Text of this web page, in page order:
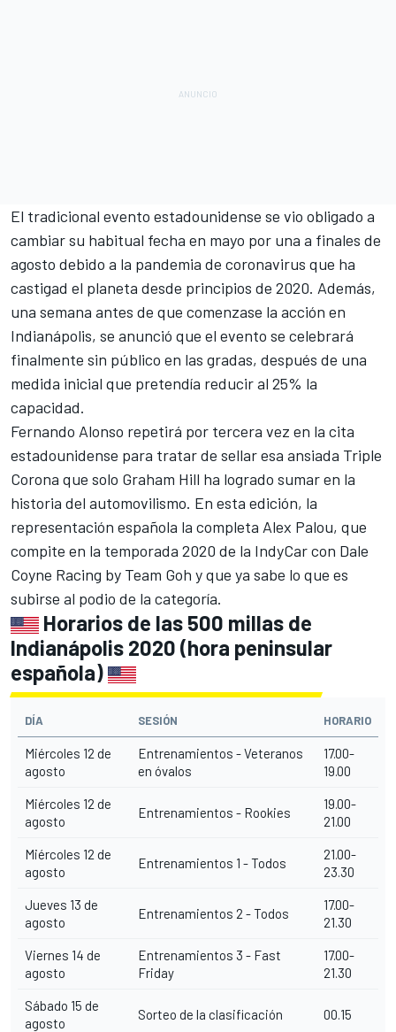
El tradicional evento estadounidense se vio obligado a
cambiar su habitual fecha en mayo por una a finales de
agosto debido a la pandemia de coronavirus que ha
castigad el planeta desde principios de 2020. Además,
una semana antes de que comenzase la acción en
Indianápolis, se anunció que el evento se celebrará
finalmente sin público en las gradas, después de una
medida inicial que pretendía reducir al 25% la
capacidad.
Fernando Alonso repetirá por tercera vez en la cita
estadounidense para tratar de sellar esa ansiada Triple
Corona que solo Graham Hill ha logrado sumar en la
historia del automovilismo. En esta edición, la
representación española la completa Alex Palou, que
compite en la temporada 2020 de la IndyCar con Dale
Coyne Racing by Team Goh y que ya sabe lo que es
subirse al podio de la categoría.
Horarios de las 500 millas de
Indianápolis 2020 (hora peninsular
española)
DÍA SESIÓN HORARIO
Miércoles 12 de
agosto
Entrenamientos - Veteranos
en óvalos
17.00-
19.00
Miércoles 12 de
agosto
Entrenamientos - Rookies
19.00-
21.00
Miércoles 12 de
agosto
Entrenamientos 1 - Todos
21.00-
23.30
Jueves 13 de
agosto
Entrenamientos 2 - Todos
17.00-
21.30
Viernes 14 de
agosto
Entrenamientos 3 - Fast
Friday
17.00-
21.30
Sábado 15 de
agosto
Sorteo de la clasificación 00.15